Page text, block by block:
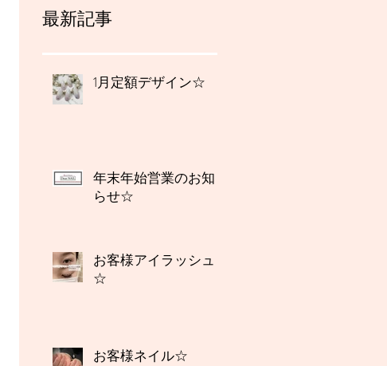
最新記事
1月定額デザイン☆
年末年始営業のお知
らせ☆
お客様アイラッシュ
☆
お客様ネイル☆